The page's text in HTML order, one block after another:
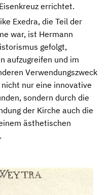
errichtet.
Exedra, die Teil der
war, ist Hermann
gefolgt,
aufzugreifen und im
Verwendungszweck
nur eine innovative
sondern durch die
der Kirche auch die
ästhetischen